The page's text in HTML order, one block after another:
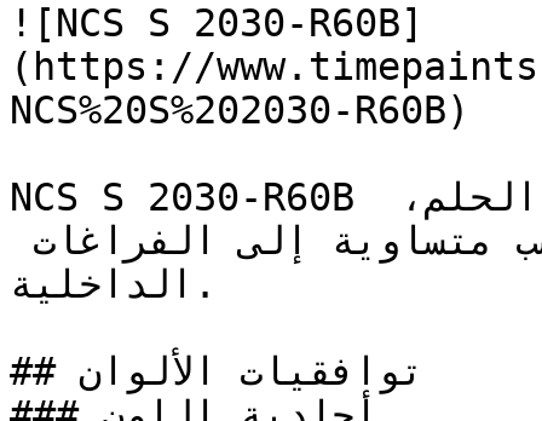
![NCS S 2030-R60B]
(https://
NCS%20S%202030-R60B)
NCS S 2030-R60B بنفسجي فاتح ورقيق يبعث على الحلم،
الداخلية.
## توافقيات الألوان